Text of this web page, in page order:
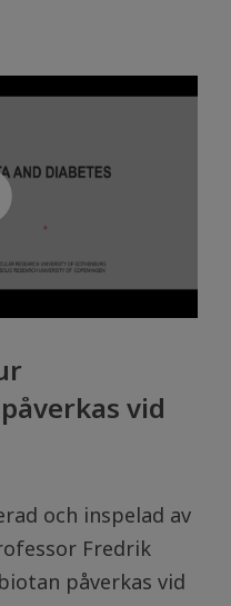
vid
och inspelad av
Fredrik
påverkas vid